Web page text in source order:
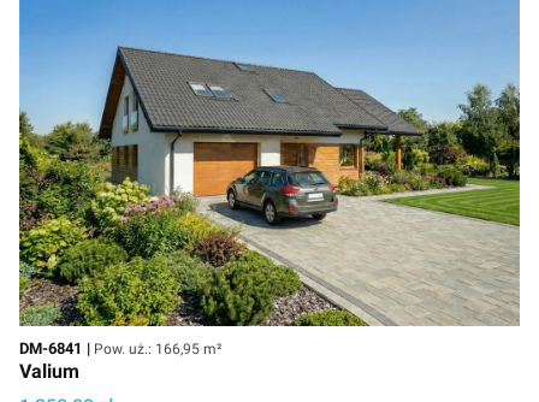
Kod
DM-6841 Powierzchnia użytkowa
Pow. uż.: 166,95 m²
Valium